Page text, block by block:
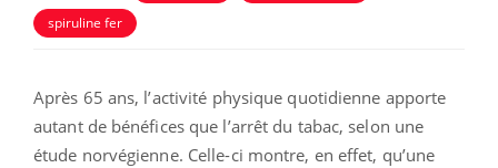
spiruline fer
Après 65 ans, l’activité physique quotidienne apporte
autant de bénéfices que l’arrêt du tabac, selon une
étude norvégienne. Celle-ci montre, en effet, qu’une